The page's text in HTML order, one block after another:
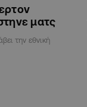
ματς
την εθνική